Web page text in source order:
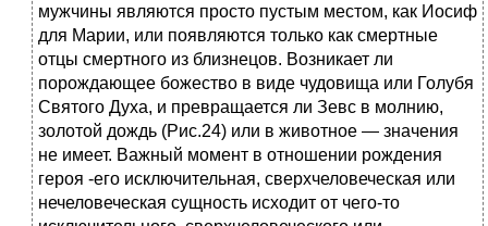
мужчины являются просто пустым местом, как Иосиф
для Марии, или появляются только как смертные
отцы смертного из близнецов. Возникает ли
порождающее божество в виде чудовища или Голубя
Святого Духа, и превращается ли Зевс в молнию,
золотой дождь (Рис.24) или в животное — значения
не имеет. Важный момент в отношении рождения
героя -его исключительная, сверхчеловеческая или
нечеловеческая сущность исходит от чего-то